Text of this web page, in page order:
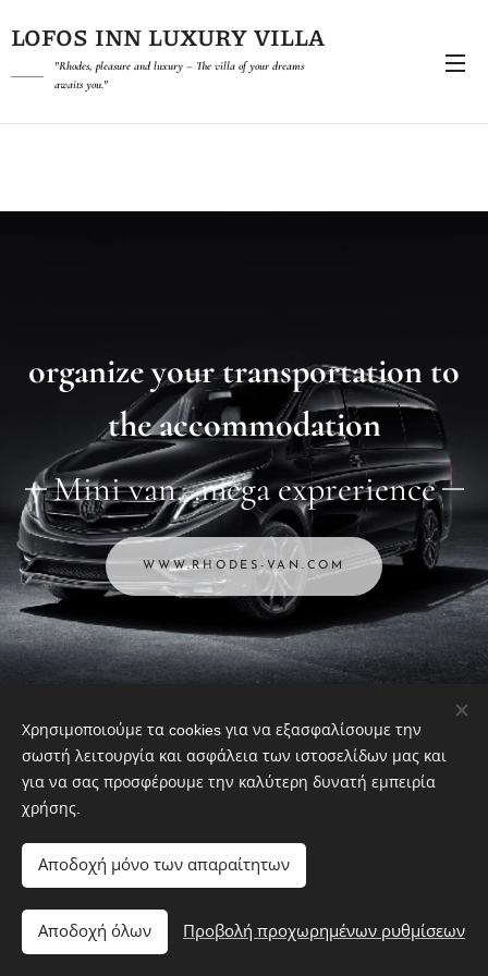
LOFOS INN LUXURY VILLA
"Rhodes, pleasure and luxury – The villa of your dreams
awaits you."
organize your transportation to
the accommodation
Mini van...mega exprerience
WWW.RHODES-VAN.COM
Location : Φαληράκι-Καλυθιές,ΒρυσίτσαΡΟΔΟΣ
est2024
Faliraki-Kalithies-Vrisitsa RHODES
Cookies
Ελληνικά
English
Χρησιμοποιούμε τα cookies για να εξασφαλίσουμε την
σωστή λειτουργία και ασφάλεια των ιστοσελίδων μας και
για να σας προσφέρουμε την καλύτερη δυνατή εμπειρία
χρήσης.
Αποδοχή μόνο των απαραίτητων
Αποδοχή όλων Προβολή προχωρημένων ρυθμίσεων